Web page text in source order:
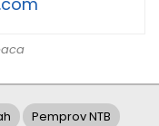
Pemprov NTB